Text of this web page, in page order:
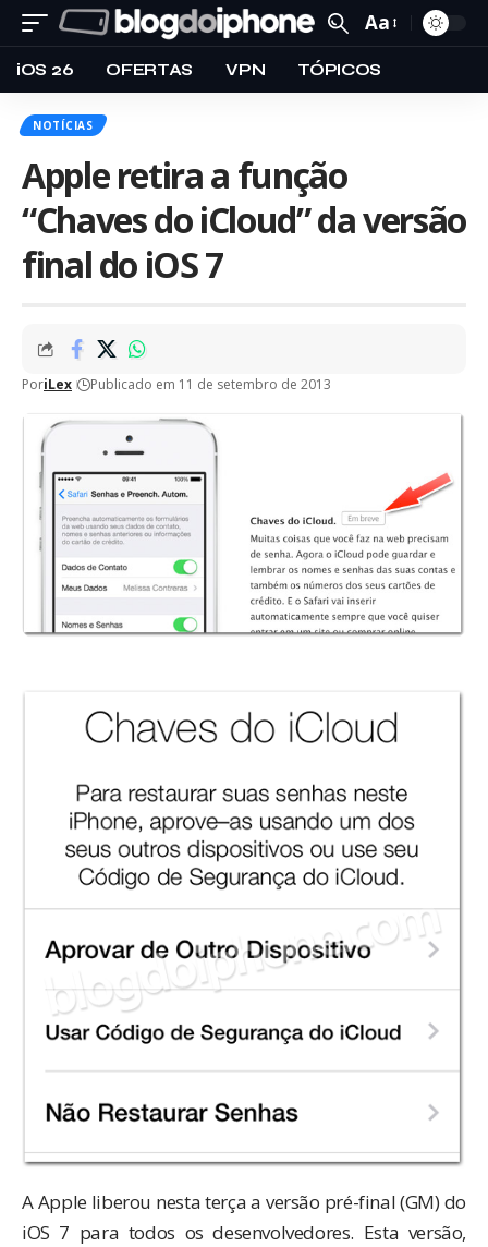
Aa
iOS 26 OFERTAS VPN TÓPICOS
NOTÍCIAS
Apple retira a função
“Chaves do iCloud” da versão
final do iOS 7
PoriLex Publicado em 11 de setembro de 2013
A Apple liberou nesta terça a versão pré-final (GM) do
iOS 7 para todos os desenvolvedores. Esta versão,